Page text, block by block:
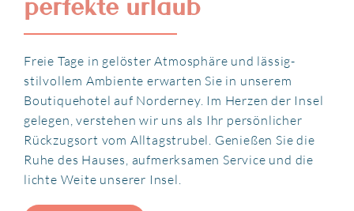
Freie Tage in gelöster Atmosphäre und lässig-
stilvollem Ambiente erwarten Sie in unserem
Boutiquehotel auf Norderney. Im Herzen der Insel
gelegen, verstehen wir uns als Ihr persönlicher
Rückzugsort vom Alltagstrubel. Genießen Sie die
Ruhe des Hauses, aufmerksamen Service und die
lichte Weite unserer Insel.